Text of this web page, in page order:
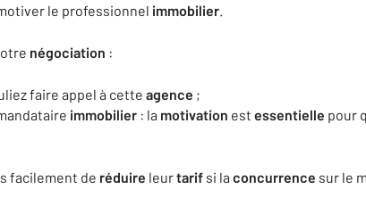
le professionnel immobilier
négociation :
faire appel à cette agence ;
immobilier : la motivation est essentielle pour
facilement de réduire leurtarif si la concurrence sur le